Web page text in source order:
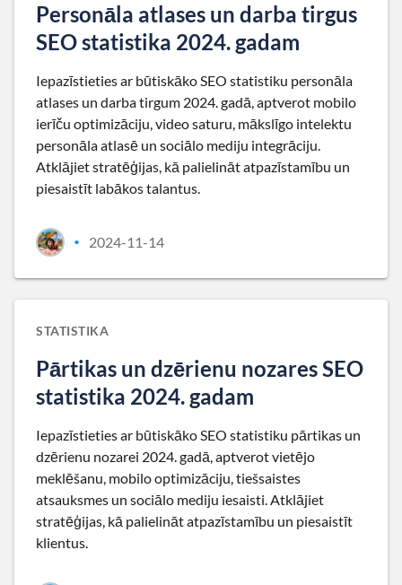
Personāla atlases un darba tirgus
SEO statistika 2024. gadam
Iepazīstieties ar būtiskāko SEO statistiku personāla
atlases un darba tirgum 2024. gadā, aptverot mobilo
ierīču optimizāciju, video saturu, mākslīgo intelektu
personāla atlasē un sociālo mediju integrāciju.
Atklājiet stratēģijas, kā palielināt atpazīstamību un
piesaistīt labākos talantus.
• 2024-11-14
STATISTIKA
Pārtikas un dzērienu nozares SEO
statistika 2024. gadam
Iepazīstieties ar būtiskāko SEO statistiku pārtikas un
dzērienu nozarei 2024. gadā, aptverot vietējo
meklēšanu, mobilo optimizāciju, tiešsaistes
atsauksmes un sociālo mediju iesaisti. Atklājiet
stratēģijas, kā palielināt atpazīstamību un piesaistīt
klientus.